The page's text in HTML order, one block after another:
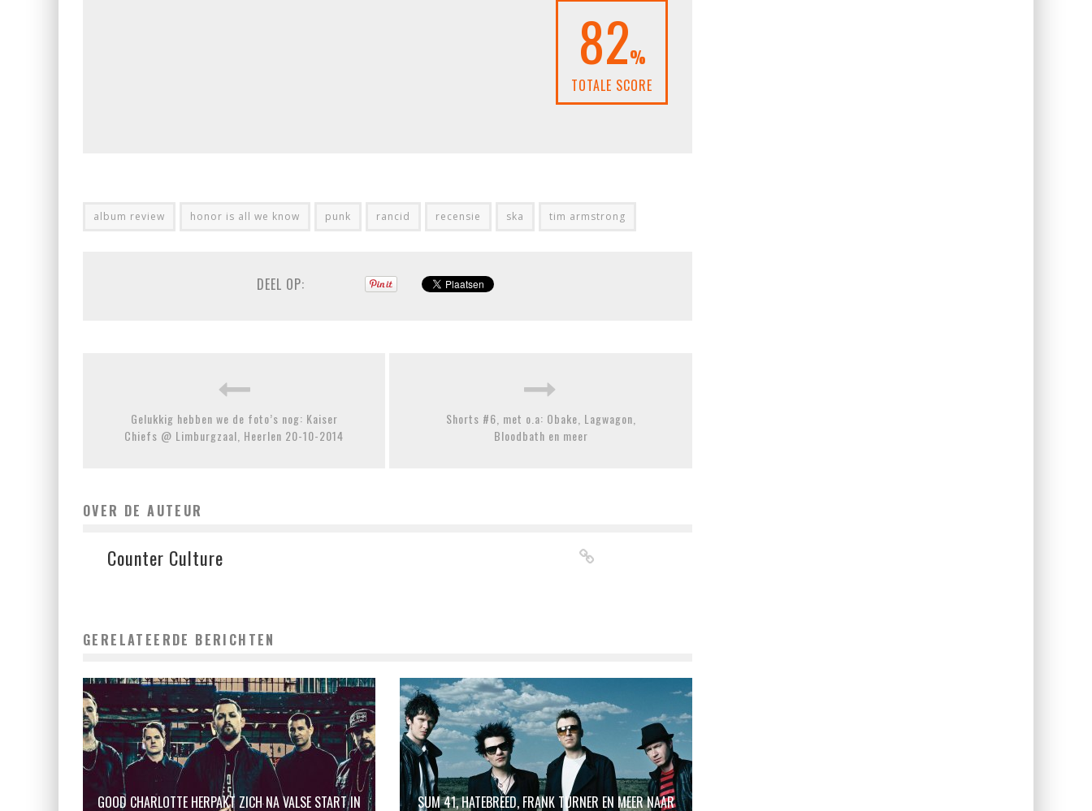
82%
TOTALE SCORE
album review honor is all we know punk rancid recensie ska tim armstrong
DEEL OP:
Gelukkig hebben we de foto’s nog: Kaiser
Chiefs @ Limburgzaal, Heerlen 20-10-2014
Shorts #6, met o.a: Obake, Lagwagon,
Bloodbath en meer
OVER DE AUTEUR
Counter Culture
GERELATEERDE BERICHTEN
GOOD CHARLOTTE HERPAKT ZICH NA VALSE START IN SUM 41, HATEBREED, FRANK TURNER EN MEER NAAR